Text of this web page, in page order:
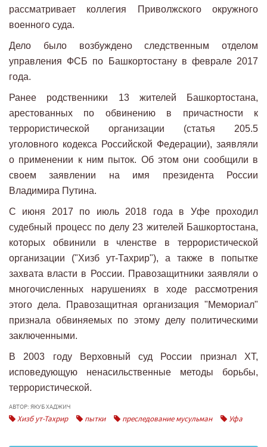
рассматривает коллегия Приволжского окружного
военного суда.
Дело было возбуждено следственным отделом
управления ФСБ по Башкортостану в феврале 2017
года.
Ранее родственники 13 жителей Башкортостана,
арестованных по обвинению в причастности к
террористической организации (статья 205.5
уголовного кодекса Российской Федерации), заявляли
о применении к ним пыток. Об этом они сообщили в
своем заявлении на имя президента России
Владимира Путина.
С июня 2017 по июль 2018 года в Уфе проходил
судебный процесс по делу 23 жителей Башкортостана,
которых обвинили в членстве в террористической
организации ("Хизб ут-Тахрир"), а также в попытке
захвата власти в России. Правозащитники заявляли о
многочисленных нарушениях в ходе рассмотрения
этого дела. Правозащитная организация "Мемориал"
признала обвиняемых по этому делу политическими
заключенными.
В 2003 году Верховный суд России признал ХТ,
исповедующую ненасильственные методы борьбы,
террористической.
АВТОР: ЯКУБ ХАДЖИЧ
Хизб ут-Тахрир пытки преследование мусульман Уфа